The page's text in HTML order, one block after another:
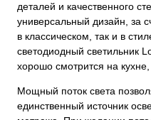
деталей и качественного
универсальный дизайн, за
в классическом, так и в
светодиодный светильник
хорошо смотрится на кухне,
Мощный поток света
единственный источник